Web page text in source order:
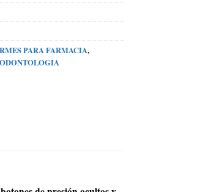
PARA FARMACIA,